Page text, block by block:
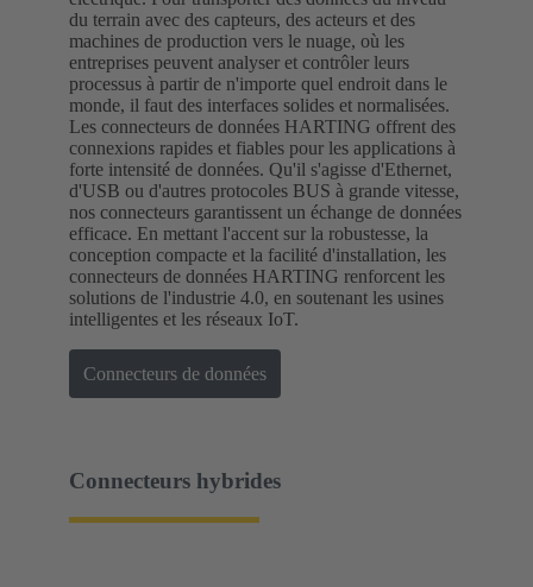
du terrain avec des capteurs, des acteurs et des
machines de production vers le nuage, où les
entreprises peuvent analyser et contrôler leurs
processus à partir de n'importe quel endroit dans le
monde, il faut des interfaces solides et normalisées.
Les connecteurs de données HARTING offrent des
connexions rapides et fiables pour les applications à
forte intensité de données. Qu'il s'agisse d'Ethernet,
d'USB ou d'autres protocoles BUS à grande vitesse,
nos connecteurs garantissent un échange de données
efficace. En mettant l'accent sur la robustesse, la
conception compacte et la facilité d'installation, les
connecteurs de données HARTING renforcent les
solutions de l'industrie 4.0, en soutenant les usines
intelligentes et les réseaux IoT.
Connecteurs de données
Connecteurs hybrides